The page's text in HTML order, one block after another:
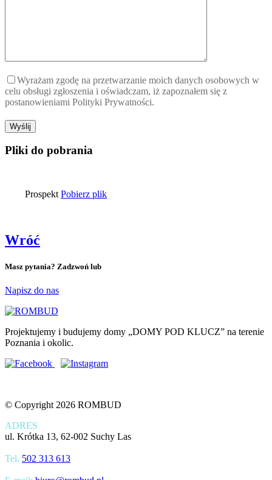
Wyrażam zgodę na przetwarzanie moich danych osobowych w
celu obsługi zgłoszenia i oświadczam, iż zapoznałem się z
postanowieniami Polityki Prywatności.
Pliki do pobrania
Prospekt Pobierz plik
Wróć
Masz pytania? Zadzwoń lub
Napisz do nas
Projektujemy i budujemy domy „DOMY POD KLUCZ” na terenie
Poznania i okolic.
© Copyright 2026 ROMBUD
ADRES
ul. Krótka 13, 62-002 Suchy Las
Tel. 502 313 613